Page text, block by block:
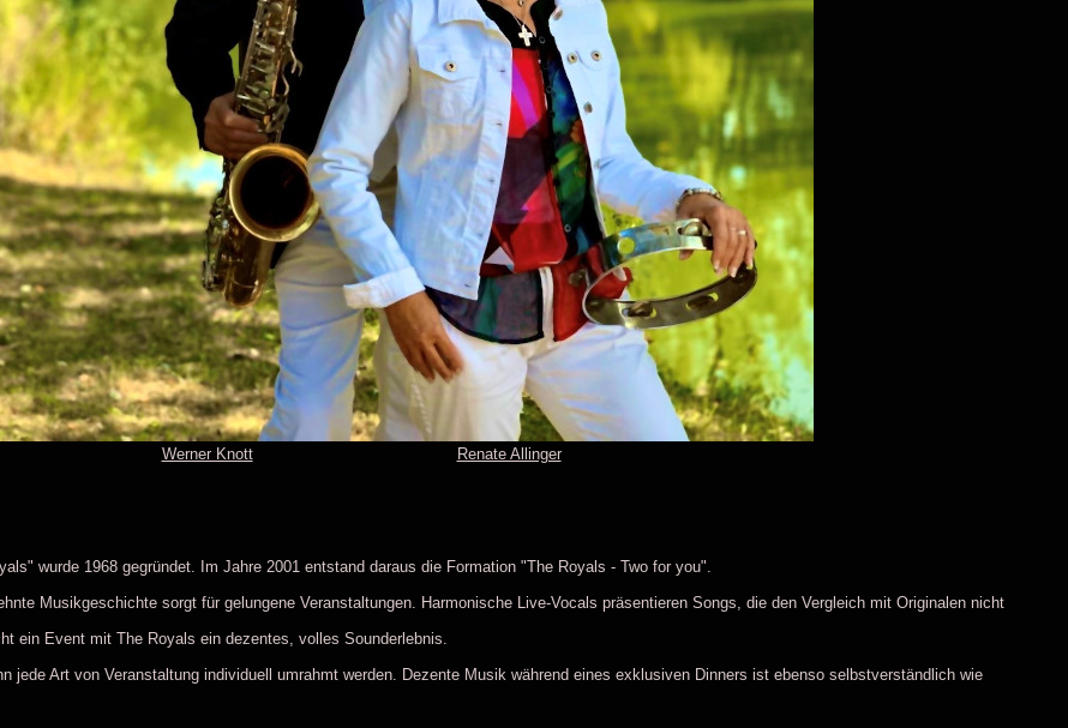
Werner Knott Renate Allinger
wurde 1968 gegründet. Im Jahre 2001 entstand daraus die Formation "The Royals - Two for you".
Musikgeschichte sorgt für gelungene Veranstaltungen. Harmonische Live-Vocals präsentieren Songs, die den Vergleich mit Originalen nicht
ein Event mit The Royals ein dezentes, volles Sounderlebnis.
jede Art von Veranstaltung individuell umrahmt werden. Dezente Musik während eines exklusiven Dinners ist ebenso selbstverständlich wie